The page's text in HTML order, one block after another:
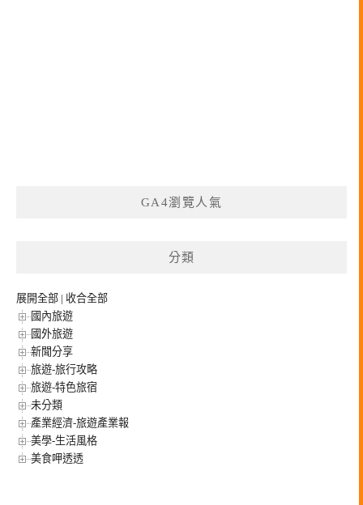
GA4瀏覽人氣
分類
展開全部 | 收合全部
國內旅遊
國外旅遊
新聞分享
旅遊-旅行攻略
旅遊-特色旅宿
未分類
產業經濟-旅遊產業報
美學-生活風格
美食呷透透